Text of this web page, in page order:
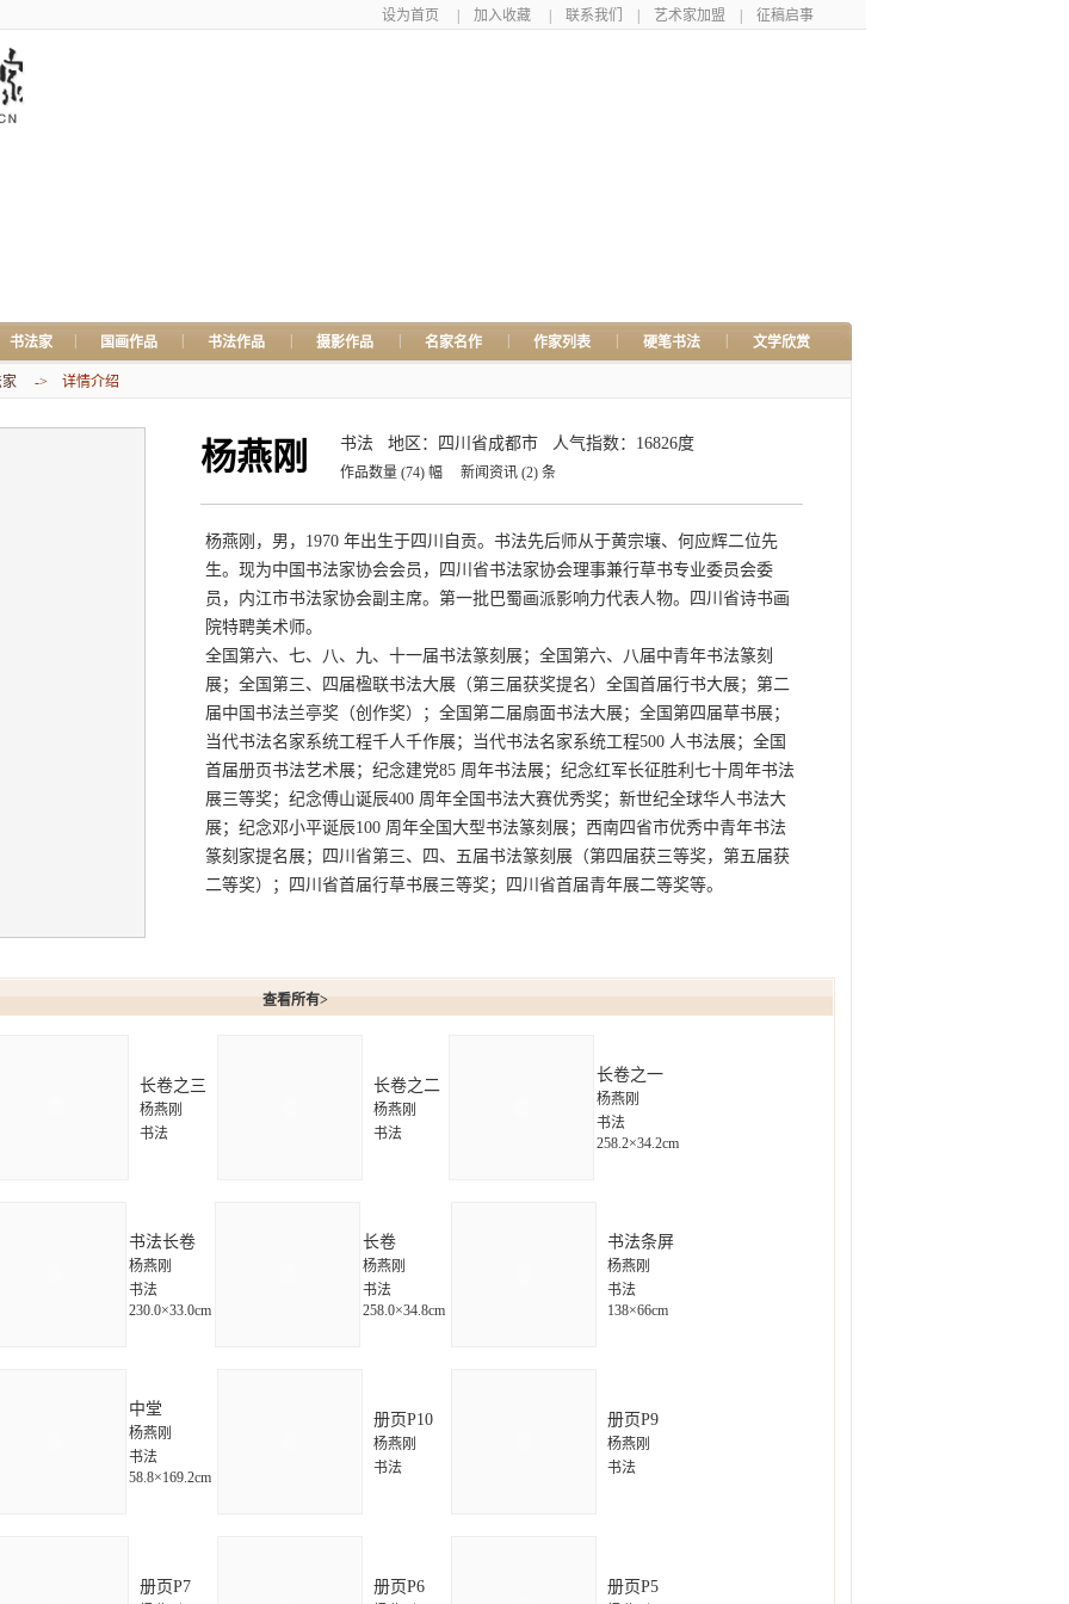
设为首页 加入收藏 联系我们 艺术家加盟 征稿启事
书法家 国画作品 书法作品 摄影作品 名家名作 作家列表 硬笔书法 文学欣赏
-> 详情介绍
杨燕刚 书法 地区：四川省成都市 人气指数：16826度
作品数量 (74) 幅 新闻资讯 (2) 条
杨燕刚，男，1970 年出生于四川自贡。书法先后师从于黄宗壤、何应辉二位先
生。现为中国书法家协会会员，四川省书法家协会理事兼行草书专业委员会委
员，内江市书法家协会副主席。第一批巴蜀画派影响力代表人物。四川省诗书画
院特聘美术师。
全国第六、七、八、九、十一届书法篆刻展；全国第六、八届中青年书法篆刻
展；全国第三、四届楹联书法大展（第三届获奖提名）全国首届行书大展；第二
届中国书法兰亭奖（创作奖）；全国第二届扇面书法大展；全国第四届草书展；
当代书法名家系统工程千人千作展；当代书法名家系统工程500 人书法展；全国
首届册页书法艺术展；纪念建党85 周年书法展；纪念红军长征胜利七十周年书法
展三等奖；纪念傅山诞辰400 周年全国书法大赛优秀奖；新世纪全球华人书法大
展；纪念邓小平诞辰100 周年全国大型书法篆刻展；西南四省市优秀中青年书法
篆刻家提名展；四川省第三、四、五届书法篆刻展（第四届获三等奖，第五届获
二等奖）；四川省首届行草书展三等奖；四川省首届青年展二等奖等。
查看所有>
长卷之三
杨燕刚
书法
长卷之二
杨燕刚
书法
长卷之一
杨燕刚
书法
258.2×34.2cm
书法长卷
杨燕刚
书法
230.0×33.0cm
长卷
杨燕刚
书法
258.0×34.8cm
书法条屏
杨燕刚
书法
138×66cm
中堂
杨燕刚
书法
58.8×169.2cm
册页P10
杨燕刚
书法
册页P9
杨燕刚
书法
册页P7 册页P6 册页P5